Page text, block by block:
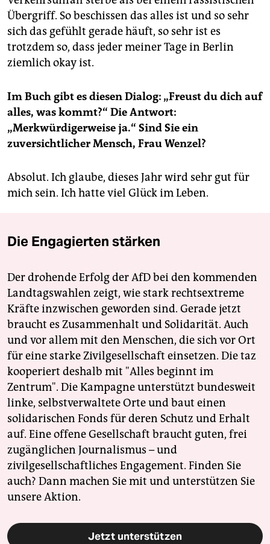
Übergriff. So beschissen das alles ist und so sehr
sich das gefühlt gerade häuft, so sehr ist es
trotzdem so, dass jeder meiner Tage in Berlin
ziemlich okay ist.
Im Buch gibt es diesen Dialog: „Freust du dich auf
alles, was kommt?“ Die Antwort:
„Merkwürdigerweise ja.“ Sind Sie ein
zuversichtlicher Mensch, Frau Wenzel?
Absolut. Ich glaube, dieses Jahr wird sehr gut für
mich sein. Ich hatte viel Glück im Leben.
Die Engagierten stärken
Der drohende Erfolg der AfD bei den kommenden
Landtagswahlen zeigt, wie stark rechtsextreme
Kräfte inzwischen geworden sind. Gerade jetzt
braucht es Zusammenhalt und Solidarität. Auch
und vor allem mit den Menschen, die sich vor Ort
für eine starke Zivilgesellschaft einsetzen. Die taz
kooperiert deshalb mit "Alles beginnt im
Zentrum". Die Kampagne unterstützt bundesweit
linke, selbstverwaltete Orte und baut einen
solidarischen Fonds für deren Schutz und Erhalt
auf. Eine offene Gesellschaft braucht guten, frei
zugänglichen Journalismus – und
zivilgesellschaftliches Engagement. Finden Sie
auch? Dann machen Sie mit und unterstützen Sie
unsere Aktion.
Jetzt unterstützen